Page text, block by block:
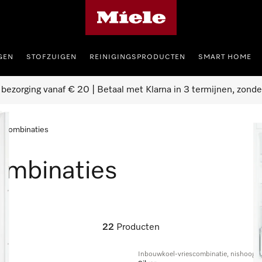
STOFZUIGEN REINIGINGSPRODUCTEN SMART HOME
vanaf € 20 | Betaal met Klarna in 3 termijnen,
22 Producten
Inbouwkoel-vriescombinatie, nishoogte